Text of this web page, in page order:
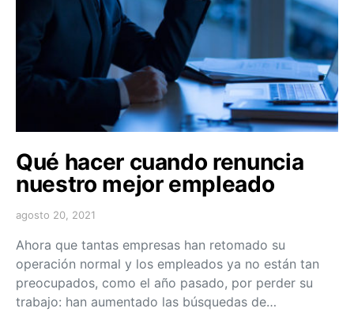
Qué hacer cuando renuncia
nuestro mejor empleado
agosto 20, 2021
Ahora que tantas empresas han retomado su
operación normal y los empleados ya no están tan
preocupados, como el año pasado, por perder su
trabajo: han aumentado las búsquedas de…